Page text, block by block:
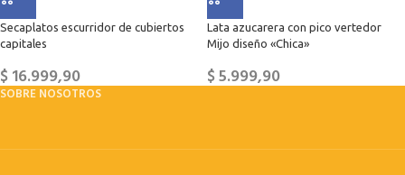
Secaplatos escurridor de cubiertos
capitales
$16.999,90
Lata azucarera con pico vertedor
Mijo diseño «Chica»
$5.999,90
SOBRE NOSOTROS